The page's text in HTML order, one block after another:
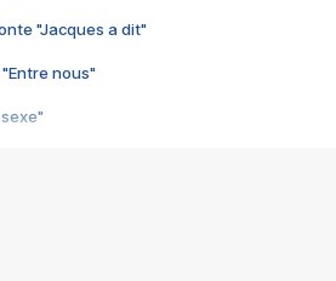
"Jacques a dit"
nous"